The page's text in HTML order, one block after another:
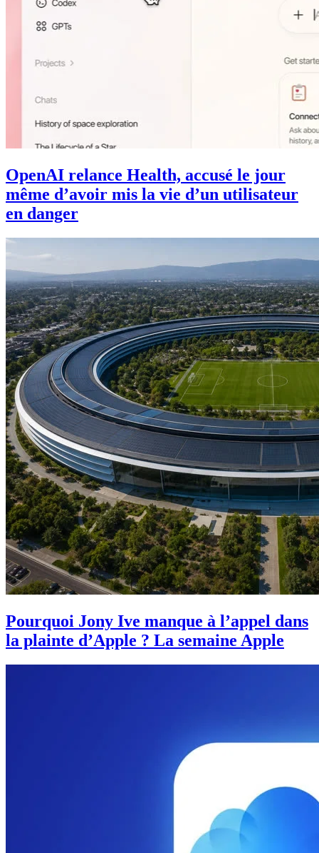
OpenAI relance Health, accusé le jour
même d’avoir mis la vie d’un utilisateur
en danger
Pourquoi Jony Ive manque à l’appel dans
la plainte d’Apple ? La semaine Apple